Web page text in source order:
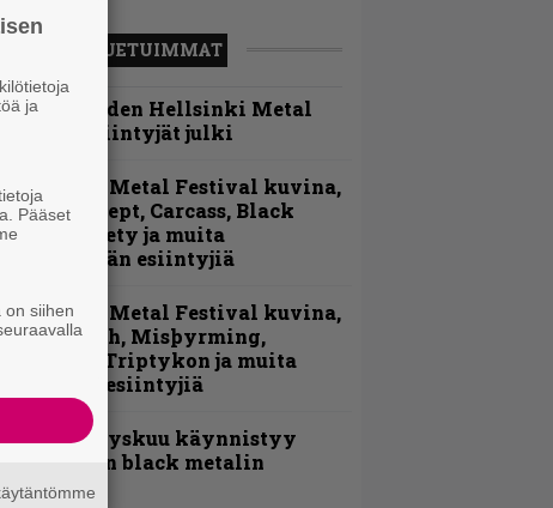
LUETUIMMAT
Loppuvuoden Hellsinki Metal
Cruisen esiintyjät julki
Hellsinki Metal Festival kuvina,
osa 1 – Accept, Carcass, Black
Label Society ja muita
avauspäivän esiintyjiä
Hellsinki Metal Festival kuvina,
osa 2: Opeth, Misþyrming,
Eluveitie, Triptykon ja muita
lauantain esiintyjiä
Espoon syyskuu käynnistyy
kotimaisen black metalin
merkeissä
ja
Pääset
on siihen